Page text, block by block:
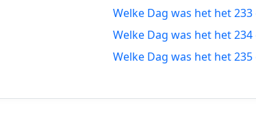
228 dagen vanaf-nu
229 dagen vanaf-nu
231 dagen vanaf-nu
Welke Dag was het het
Welke Dag was het het
Welke Dag was het het